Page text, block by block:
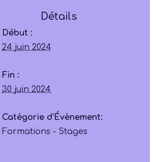
Former
Détails
Début :
24 juin 2024
Fin :
30 juin 2024
Catégorie d’Évènement:
Formations - Stages